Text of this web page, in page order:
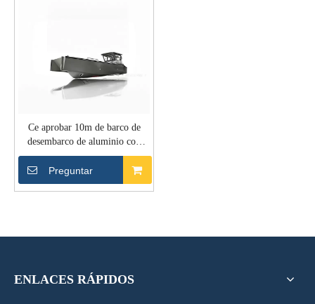
Ce aprobar 10m de barco de
desembarco de aluminio con
punta de goma para el trabajo
Preguntar
ENLACES RÁPIDOS